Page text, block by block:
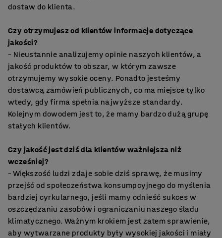
dostaw do klienta.
Czy otrzymujesz od klientów informacje dotyczące
jakości?
– Nieustannie analizujemy opinie naszych klientów, a
jakość produktów to obszar, w którym zawsze
otrzymujemy wysokie oceny. Ponadto jesteśmy
dostawcą zamówień publicznych, co ma miejsce tylko
wtedy, gdy firma spełnia najwyższe standardy.
Kolejnym dowodem jest to, że mamy bardzo dużą grupę
stałych klientów.
Czy jakość jest dziś dla klientów ważniejsza niż
wcześniej?
– Większość ludzi zdaje sobie dziś sprawę, że musimy
przejść od społeczeństwa konsumpcyjnego do myślenia
bardziej cyrkularnego, jeśli mamy odnieść sukces w
oszczędzaniu zasobów i ograniczaniu naszego śladu
klimatycznego. Ważnym krokiem jest zatem sprawienie,
aby wytwarzane produkty były wysokiej jakości i miały